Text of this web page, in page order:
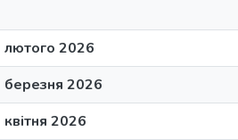
лютого 2026
березня 2026
квітня 2026